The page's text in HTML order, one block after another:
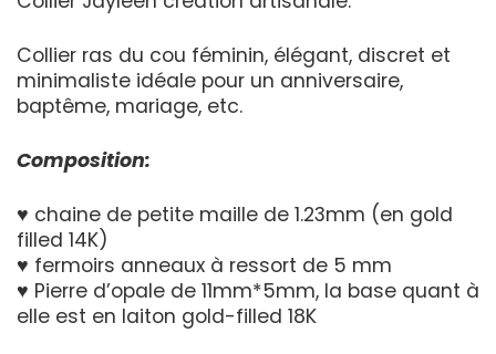
Collier ras du cou féminin, élégant, discret et
minimaliste idéale pour un anniversaire,
baptême, mariage, etc.
Composition:
♥ chaine de petite maille de 1.23mm (en gold
filled 14K)
♥ fermoirs anneaux à ressort de 5 mm
♥ Pierre d’opale de 11mm*5mm, la base quant à
elle est en laiton gold-filled 18K